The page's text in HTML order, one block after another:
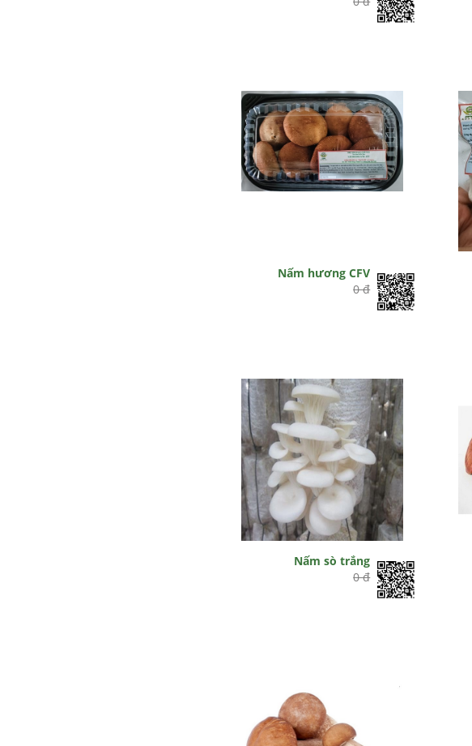
Nấm hương CFV
0 đ
Nấm sò trắng
0 đ